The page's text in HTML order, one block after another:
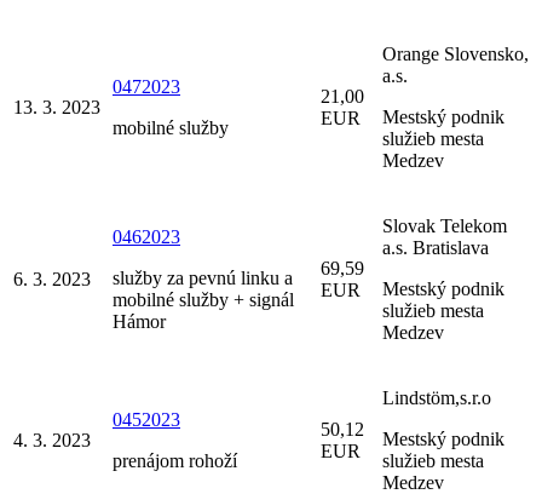
13. 3. 2023
0472023
mobilné služby
21,00
EUR
Orange Slovensko,
a.s.
Mestský podnik
služieb mesta
Medzev
6. 3. 2023
0462023
služby za pevnú linku a
mobilné služby + signál
Hámor
69,59
EUR
Slovak Telekom
a.s. Bratislava
Mestský podnik
služieb mesta
Medzev
4. 3. 2023
0452023
prenájom rohoží
50,12
EUR
Lindstöm,s.r.o
Mestský podnik
služieb mesta
Medzev